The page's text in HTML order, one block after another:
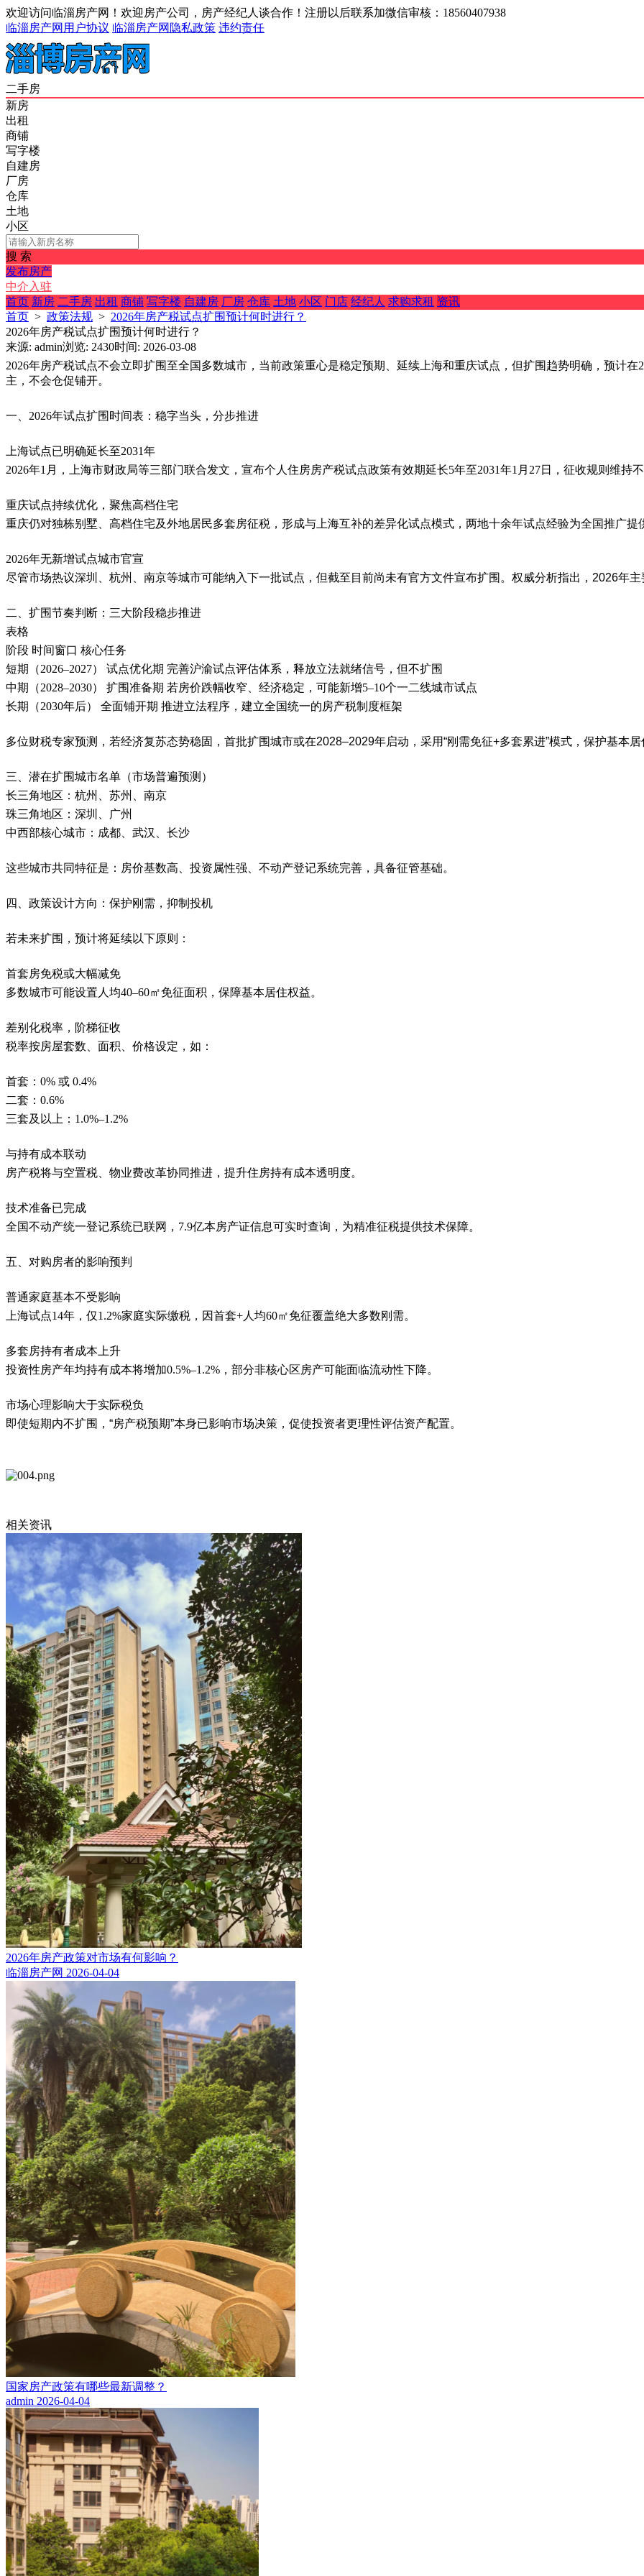
欢迎访问临淄房产网！欢迎房产公司，房产经纪人谈合作！注册以后联系加微信审核：18560407938
临淄房产网用户协议 临淄房产网隐私政策 违约责任
二手房
新房
出租
商铺
写字楼
自建房
厂房
仓库
土地
小区
搜 索
发布房产
中介入驻
首页 新房 二手房 出租 商铺 写字楼 自建房 厂房 仓库 土地 小区 门店 经纪人 求购求租 资讯
首页 > 政策法规 > 2026年房产税试点扩围预计何时进行？
2026年房产税试点扩围预计何时进行？
来源: admin浏览: 2430时间: 2026-03-08
2026年房产税试点‌不会立即扩围至全国多数城市‌，当前政策重心是稳定预期、延续上海和重庆试点，但‌扩围趋势明确，预计
主，不会仓促铺开。
一、 2026年试点扩围时间表：稳字当头，分步推进
上海试点已明确延长至2031年‌
2026年1月，上海市财政局等三部门联合发文，宣布个人住房房产税试点政策有效期‌延长5年至2031年1月27日‌，征收规则维持
重庆试点持续优化，聚焦高档住宅
重庆仍对独栋别墅、高档住宅及外地居民多套房征税，形成与上海互补的差异化试点模式，两地十余年试点经验为全国推广提
2026年无新增试点城市官宣‌
尽管市场热议深圳、杭州、南京等城市可能纳入下一批试点，但截至目前尚未有官方文件宣布扩围‌。权威分析指出，2026年
二、扩围节奏判断：三大阶段稳步推进
表格
阶段 时间窗口 核心任务
短期（2026–2027）‌ 试点优化期 完善沪渝试点评估体系，释放立法就绪信号，但不扩围
中期（2028–2030）‌ 扩围准备期 若房价跌幅收窄、经济稳定，可能新增5–10个一二线城市试点
长期（2030年后）‌ 全面铺开期 推进立法程序，建立全国统一的房产税制度框架
多位财税专家预测，若经济复苏态势稳固， 首批扩围城市或在2028–2029年启动‌，采用“刚需免征+多套累进”模式，保护基本居
三、潜在扩围城市名单（市场普遍预测）
长三角地区 ‌：杭州、苏州、南京
珠三角地区 ‌：深圳、广州
中西部核心城市 ‌：成都、武汉、长沙
这些城市共同特征是：房价基数高、投资属性强、不动产登记系统完善，具备征管基础。
四、政策设计方向：保护刚需，抑制投机
若未来扩围，预计将延续以下原则：
首套房免税或大幅减免
多数城市可能设置人均40–60㎡免征面积，保障基本居住权益。
差别化税率，阶梯征收
税率按房屋套数、面积、价格设定，如：
首套： 0% 或 0.4%
二套： 0.6%
三套及以上： 1.0%–1.2%
与持有成本联动
房产税将与空置税、物业费改革协同推进，提升住房持有成本透明度。
技术准备已完成
全国不动产统一登记系统已联网， 7.9亿本房产证信息可实时查询，为精准征税提供技术保障。
五、对购房者的影响预判
普通家庭基本不受影响
上海试点14年，仅1.2%家庭实际缴税，因首套+人均60㎡免征覆盖绝大多数刚需。
多套房持有者成本上升
投资性房产年均持有成本将增加0.5%–1.2%，部分非核心区房产可能面临流动性下降。
市场心理影响大于实际税负
即使短期内不扩围， ‌“房产税预期”本身已影响市场决策‌，促使投资者更理性评估资产配置。
相关资讯
2026年房产政策对市场有何影响？
临淄房产网 2026-04-04
国家房产政策有哪些最新调整？
admin 2026-04-04